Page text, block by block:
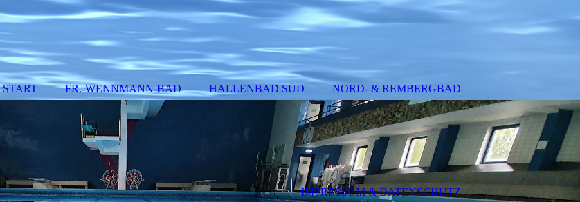
START FR.-WENNMANN-BAD HALLENBAD SÜD NORD- & REMBERGBAD
IMPRESSUM & DATENSCHUTZ